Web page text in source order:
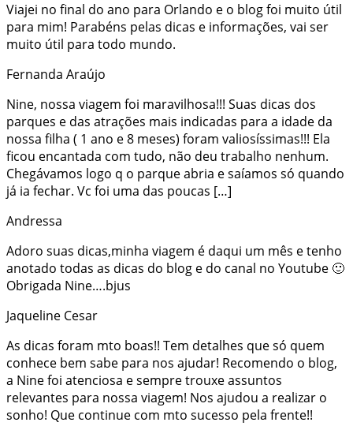
Viajei no final do ano para Orlando e o blog foi muito útil
para mim! Parabéns pelas dicas e informações, vai ser
muito útil para todo mundo.
Fernanda Araújo
Nine, nossa viagem foi maravilhosa!!! Suas dicas dos
parques e das atrações mais indicadas para a idade da
nossa filha ( 1 ano e 8 meses) foram valiosíssimas!!! Ela
ficou encantada com tudo, não deu trabalho nenhum.
Chegávamos logo q o parque abria e saíamos só quando
já ia fechar. Vc foi uma das poucas […]
Andressa
Adoro suas dicas,minha viagem é daqui um mês e tenho
anotado todas as dicas do blog e do canal no Youtube 🙂
Obrigada Nine….bjus
Jaqueline Cesar
As dicas foram mto boas!! Tem detalhes que só quem
conhece bem sabe para nos ajudar! Recomendo o blog,
a Nine foi atenciosa e sempre trouxe assuntos
relevantes para nossa viagem! Nos ajudou a realizar o
sonho! Que continue com mto sucesso pela frente!!